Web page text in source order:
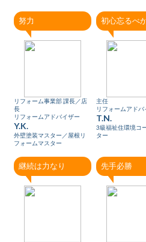
努力
リフォーム事業部 課長／店
長
リフォームアドバイザー
Y.K.
外壁塗装マスター／屋根リ
フォームマスター
初心忘るべ
主任
リフォームアドバ
T.N.
3級福祉住環境コ
ター
継続は力なり 先手必勝